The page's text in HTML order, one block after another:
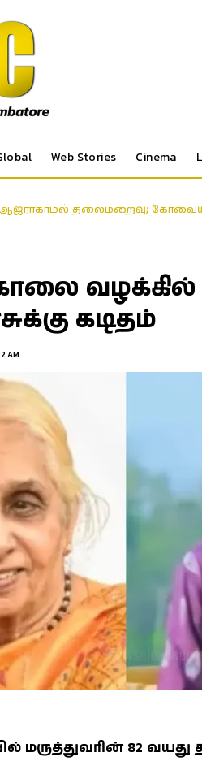
Web Stories Cinema
ஆஜராகாமல் தலைமறைவு;
வழக்கில்
கடிதம்
AM
82